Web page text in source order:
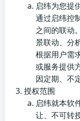
启纬为您提
通过启纬控
之间的联动
景联动、分
根据用户需
或服务提供
因定期、不
授权范围
启纬就本软
让、不可转